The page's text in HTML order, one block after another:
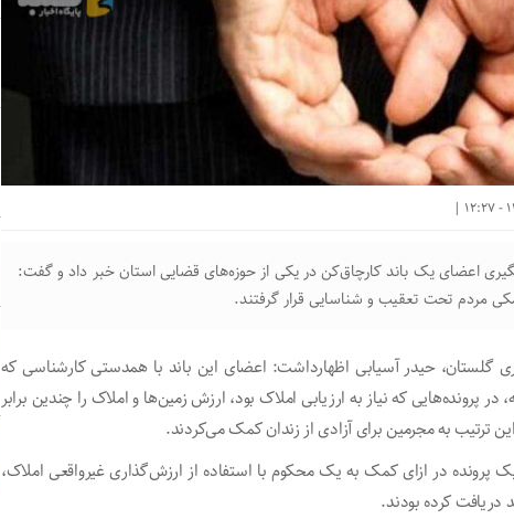
اعضای یک باند کارچاق‌کن در یکی از حوزه‌های قضایی استان خبر داد و گفت:
مردم تحت تعقیب و شناسایی قرار گرفتند.
گلستان، حیدر آسیابی اظهارداشت: اعضای این باند با همدستی کارشناسی که
پرونده‌هایی که نیاز به ارزیابی املاک بود، ارزش زمین‌ها و املاک را چندین برابر
ترتیب به مجرمین برای آزادی از زندان کمک می‌کردند.
پرونده در ازای کمک به یک محکوم با استفاده از ارزش‌گذاری غیرواقعی املاک،
دریافت کرده بودند.